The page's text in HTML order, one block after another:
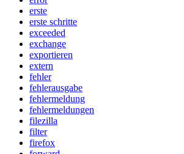
erste
erste schritte
exceeded
exchange
exportieren
extern
fehler
fehlerausgabe
fehlermeldung
fehlermeldungen
filezilla
filter
firefox